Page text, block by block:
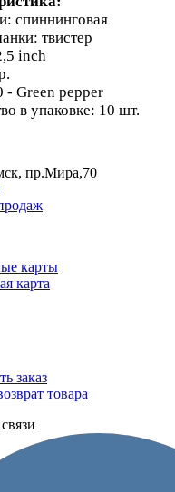
спиннинговая
твистер
inch
- Green pepper
в упаковке: 10 шт.
пр.Мира,70
карты
карта
заказ
товара